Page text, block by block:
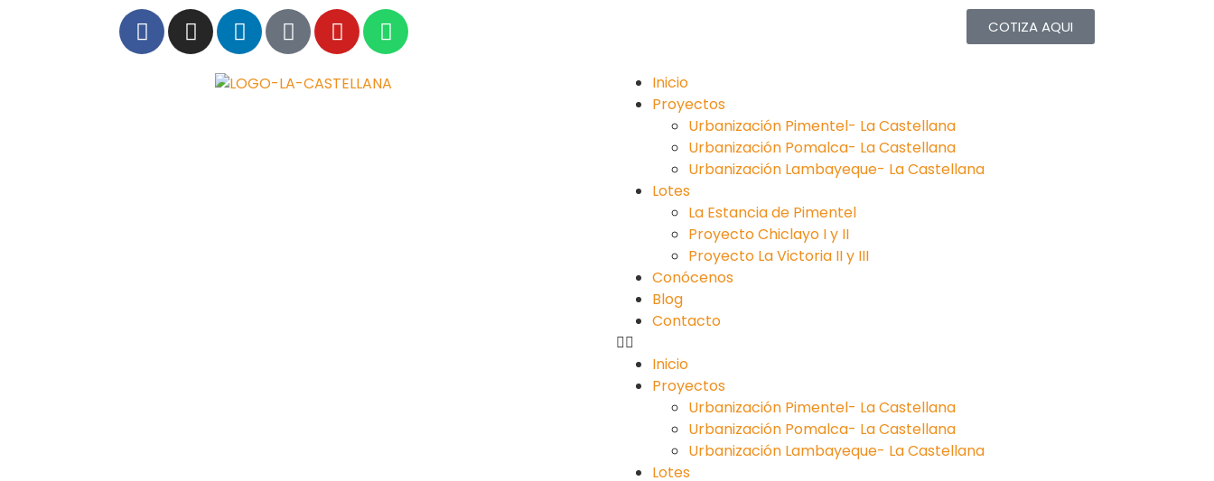
COTIZA AQUI
Inicio
Proyectos
Urbanización Pimentel- La Castellana
Urbanización Pomalca- La Castellana
Urbanización Lambayeque- La Castellana
Lotes
La Estancia de Pimentel
Proyecto Chiclayo I y II
Proyecto La Victoria II y III
Conócenos
Blog
Contacto
Inicio
Proyectos
Urbanización Pimentel- La Castellana
Urbanización Pomalca- La Castellana
Urbanización Lambayeque- La Castellana
Lotes